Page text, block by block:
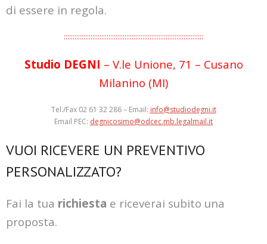
di essere in regola.
::::::::::::::::::::::::::::::::::::::::::::::::::::::::::::::::::::::::::::::
Studio DEGNI – V.le Unione, 71 – Cusano
Milanino (MI)
Tel./Fax 02 61 32 286 – Email: info@studiodegni.it
Email PEC: degnicosimo@odcec.mb.legalmail.it
VUOI RICEVERE UN PREVENTIVO
PERSONALIZZATO?
Fai la tua richiesta e riceverai subito una
proposta.